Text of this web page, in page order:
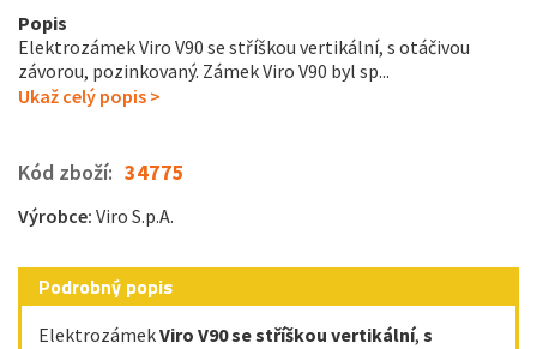
Popis
Elektrozámek Viro V90 se stříškou vertikální, s otáčivou
závorou, pozinkovaný. Zámek Viro V90 byl sp...
Ukaž celý popis >
Kód zboží: 34775
Výrobce: Viro S.p.A.
Podrobný popis
ElektrozámekViro V90 se stříškou vertikální, s